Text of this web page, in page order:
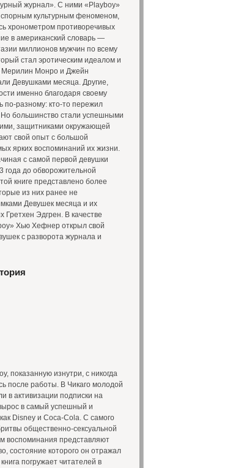
журнал». С ними «Playboy»
культурным феноменом,
хронометром противоречивых
в американский словарь —
миллионов мужчин по всему
стал эротическим идеалом и
Мерилин Монро и Джейн
Девушками месяца. Другие,
именно благодаря своему
по-разному: кто-то пережил
Но большинство стали успешными
защитниками окружающей
свой опыт с большой
ярких воспоминаний их жизни.
с самой первой девушки
до обворожительной
книге представлено более
из них ранее не
Девушек месяца и их
Эдгрен. В качестве
Хью Хефнер открыл свой
с разворота журнала и
показанную изнутри, с никогда
после работы. В Чикаго молодой
в активизации подписки на
в самый успешный и
Disney и Coca-Cola. С самого
общественно-сексуальной
воспоминания представляют
состояние которого он отражал
погружает читателей в